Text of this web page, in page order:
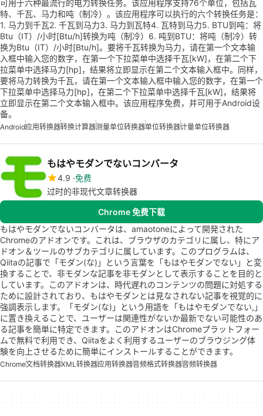
可用于六种最流行的电力转换任务。该应用程序支持76个单位，包括瓦
特、千瓦、马力和吨（制冷）。该应用程序可以执行的六个转换任务是：
1. 马力到千瓦2. 千瓦到马力3. 马力到瓦特4. 瓦特到马力5. BTU到吨：将
Btu（IT）/小时[Btu/h]转换为吨（制冷）6. 吨到BTU：将吨（制冷）转
换为Btu（IT）/小时[Btu/h]。要将千瓦转换为马力，请在第一个文本输
入框中输入您的数字，在第一个下拉菜单中选择千瓦[kW]，在第二个下
拉菜单中选择马力[hp]，结果将立即显示在第二个文本输入框中。同样，
要将马力转换为千瓦，请在第一个文本输入框中输入您的数字，在第一个
下拉菜单中选择马力[hp]，在第二个下拉菜单中选择千瓦[kW]，结果将
立即显示在第二个文本输入框中。该应用程序免费，并可用于Android设
备。
Android应用转换器转换计算器测量单位转换器单位转换器计量单位转换器
もはやモダンでないコンバータ
4.9 免费
过时的非现代文章转换器
Chrome 免费下载
もはやモダンでないコンバータは、amaotoneによって開発された
Chromeのアドオンです。これは、ブラウザのカテゴリに属し、特にア
ドオン＆ツールのサブカテゴリに属しています。このプログラムは、
Qiitaの記事で「モダン(な)」という言葉を「もはやモダンでない」と変
換することで、非モダンな記事を非モダンとして表示することを目的と
しています。このアドオンは、時代遅れのコンテンツの問題に対処する
ために設計されており、もはやモダンとは見なされない記事を視覚的に
強調表示します。「モダン(な)」という用語を「もはやモダンでない,」
に置き換えることで、ユーザーは関連性がないか最新でない可能性のあ
る記事を簡単に特定できます。このアドオンはChromeプラットフォー
ムで無料で利用でき、Qiitaをよく利用するユーザーのブラウジング体
験を向上させるために簡単にインストールすることができます。
Chrome文档转换器XML转换器应用转换器音频格式转换器音频转换器